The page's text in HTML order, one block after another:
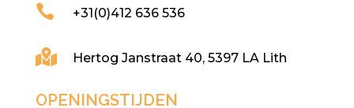
 +31(0)412 636 536
 Hertog Janstraat 40, 5397 LA Lith
OPENINGSTIJDEN